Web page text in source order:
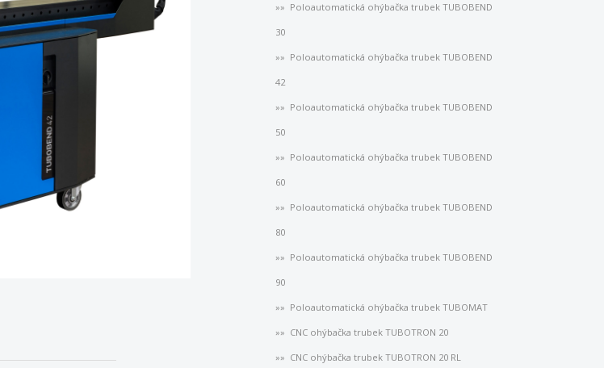
Poloautomatická ohýbačka trubek TUBOBEND
30
Poloautomatická ohýbačka trubek TUBOBEND
42
Poloautomatická ohýbačka trubek TUBOBEND
50
Poloautomatická ohýbačka trubek TUBOBEND
60
Poloautomatická ohýbačka trubek TUBOBEND
80
Poloautomatická ohýbačka trubek TUBOBEND
90
Poloautomatická ohýbačka trubek TUBOMAT
CNC ohýbačka trubek TUBOTRON 20
CNC ohýbačka trubek TUBOTRON 20 RL